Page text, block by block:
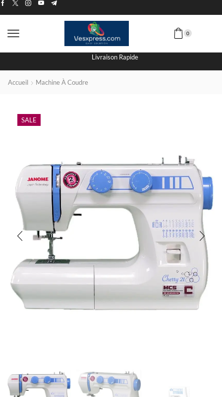
0
Livraison Rapide
Accueil Machine À Coudre
SALE